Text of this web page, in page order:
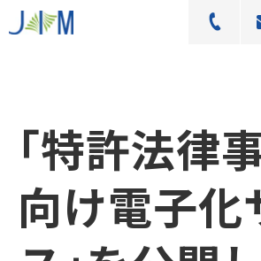
活用シーン
導入事例
料金プラン
よくあるご質問
｢特許法律
向け電子化